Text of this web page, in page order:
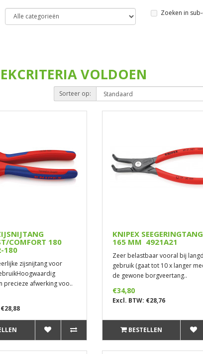
Zoeken in
VOLDOEN
Sorteer op:
COMFORT 180
180
zijsnijtang voor
precieze afwerking voo..
KNIPEX
165 MM 4921A21
Zeer belastbaar vooral bij
gebruik (gaat tot 10 x langer
de gewone borgveertang..
€34,80
Excl. BTW: €28,76
BESTELLEN